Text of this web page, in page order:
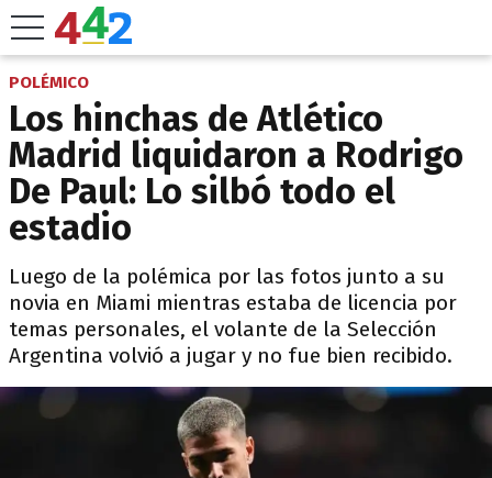
POLÉMICO
Los hinchas de Atlético
Madrid liquidaron a Rodrigo
De Paul: Lo silbó todo el
estadio
Luego de la polémica por las fotos junto a su
novia en Miami mientras estaba de licencia por
temas personales, el volante de la Selección
Argentina volvió a jugar y no fue bien recibido.